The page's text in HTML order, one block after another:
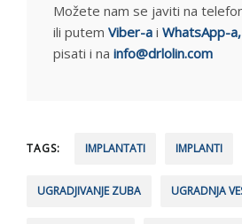
Možete nam se javiti na
ili putem Viber-a i WhatsApp-a,
pisati i na info@drlolin.com
TAGS: IMPLANTATI IMPLANTI
UGRADJIVANJE ZUBA UGRADNJA